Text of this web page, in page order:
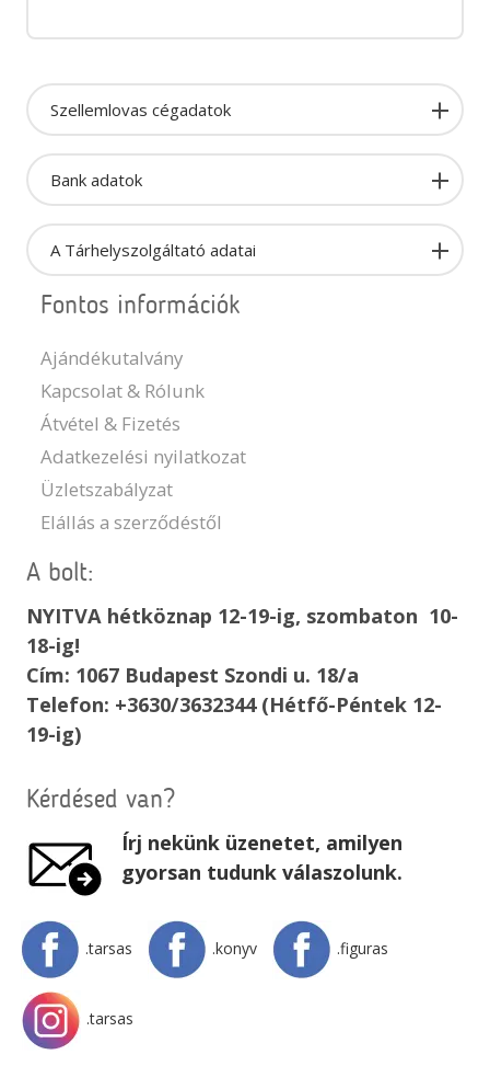
Szellemlovas cégadatok
Bank adatok
A Tárhelyszolgáltató adatai
Fontos információk
Ajándékutalvány
Kapcsolat & Rólunk
Átvétel & Fizetés
Adatkezelési nyilatkozat
Üzletszabályzat
Elállás a szerződéstől
A bolt:
NYITVA hétköznap 12-19-ig, szombaton 10-
18-ig!
Cím: 1067 Budapest Szondi u. 18/a
Telefon: +3630/3632344 (Hétfő-Péntek 12-
19-ig)
Kérdésed van?
Írj nekünk üzenetet, amilyen
gyorsan tudunk válaszolunk.
.tarsas .konyv .figuras
.tarsas